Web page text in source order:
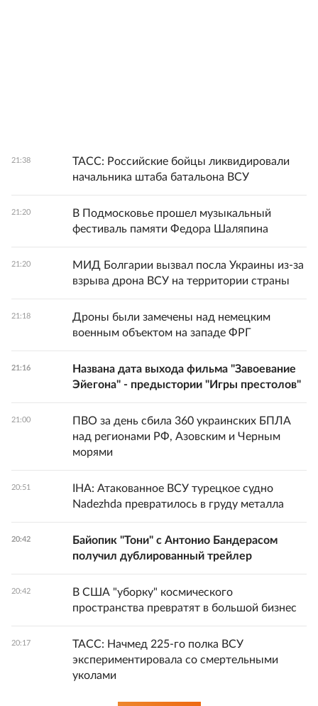
21:38
ТАСС: Российские бойцы ликвидировали
начальника штаба батальона ВСУ
21:20
В Подмосковье прошел музыкальный
фестиваль памяти Федора Шаляпина
21:20
МИД Болгарии вызвал посла Украины из-за
взрыва дрона ВСУ на территории страны
21:18
Дроны были замечены над немецким
военным объектом на западе ФРГ
21:16
Названа дата выхода фильма "Завоевание
Эйегона" - предыстории "Игры престолов"
21:00
ПВО за день сбила 360 украинских БПЛА
над регионами РФ, Азовским и Черным
морями
20:51
IHA: Атакованное ВСУ турецкое судно
Nadezhda превратилось в груду металла
20:42
Байопик "Тони" с Антонио Бандерасом
получил дублированный трейлер
20:42
В США "уборку" космического
пространства превратят в большой бизнес
20:17
ТАСС: Начмед 225-го полка ВСУ
экспериментировала со смертельными
уколами